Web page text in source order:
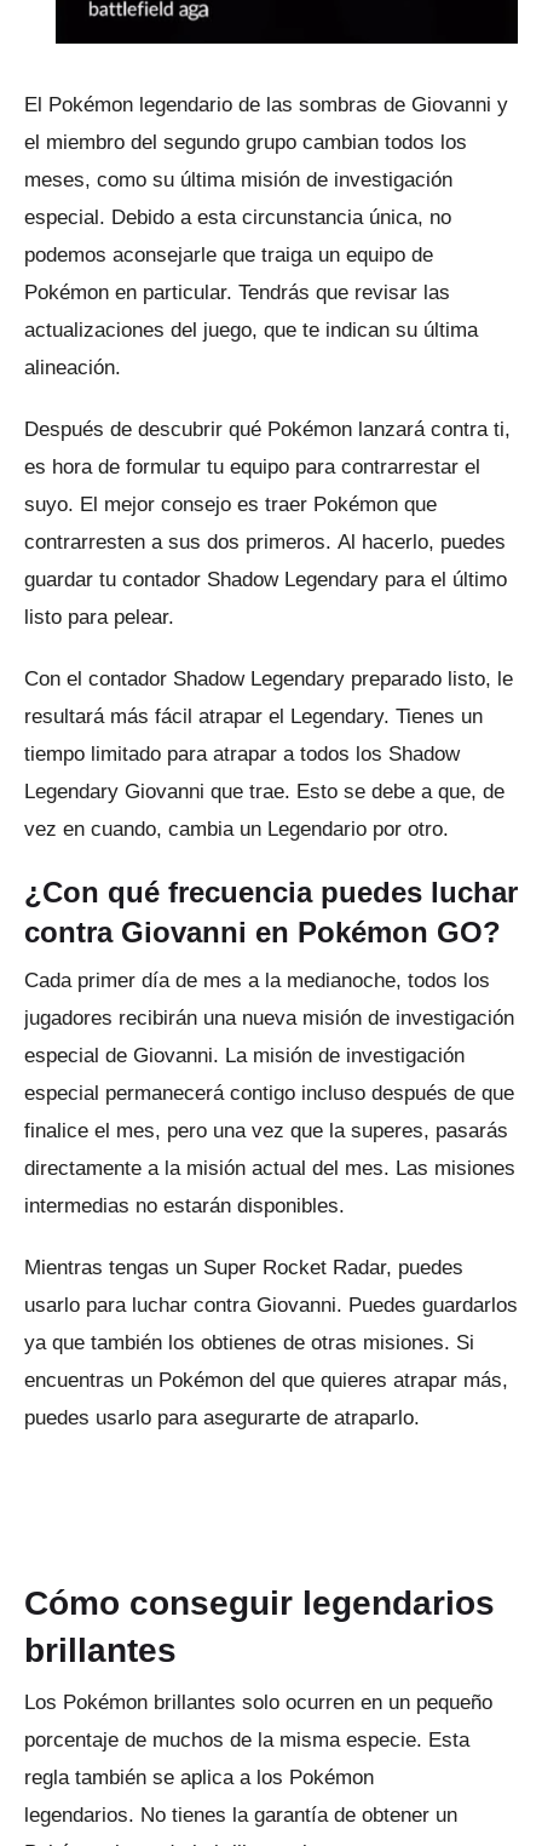
El Pokémon legendario de las sombras de Giovanni y
el miembro del segundo grupo cambian todos los
meses, como su última misión de investigación
especial. Debido a esta circunstancia única, no
podemos aconsejarle que traiga un equipo de
Pokémon en particular. Tendrás que revisar las
actualizaciones del juego, que te indican su última
alineación.
Después de descubrir qué Pokémon lanzará contra ti,
es hora de formular tu equipo para contrarrestar el
suyo. El mejor consejo es traer Pokémon que
contrarresten a sus dos primeros. Al hacerlo, puedes
guardar tu contador Shadow Legendary para el último
listo para pelear.
Con el contador Shadow Legendary preparado listo, le
resultará más fácil atrapar el Legendary. Tienes un
tiempo limitado para atrapar a todos los Shadow
Legendary Giovanni que trae. Esto se debe a que, de
vez en cuando, cambia un Legendario por otro.
¿Con qué frecuencia puedes luchar
contra Giovanni en Pokémon GO?
Cada primer día de mes a la medianoche, todos los
jugadores recibirán una nueva misión de investigación
especial de Giovanni. La misión de investigación
especial permanecerá contigo incluso después de que
finalice el mes, pero una vez que la superes, pasarás
directamente a la misión actual del mes. Las misiones
intermedias no estarán disponibles.
Mientras tengas un Super Rocket Radar, puedes
usarlo para luchar contra Giovanni. Puedes guardarlos
ya que también los obtienes de otras misiones. Si
encuentras un Pokémon del que quieres atrapar más,
puedes usarlo para asegurarte de atraparlo.
Cómo conseguir legendarios
brillantes
Los Pokémon brillantes solo ocurren en un pequeño
porcentaje de muchos de la misma especie. Esta
regla también se aplica a los Pokémon
legendarios. No tienes la garantía de obtener un